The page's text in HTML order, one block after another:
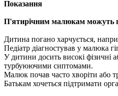
Показання
П'ятирічним малюкам можуть
Дитина погано харчується,
Педіатр діагностував у малюка
У дитини досить високі фізичні
турбуюючими сиптомами.
Малюк почав часто хворіти або
Батькам хочеться підтримати